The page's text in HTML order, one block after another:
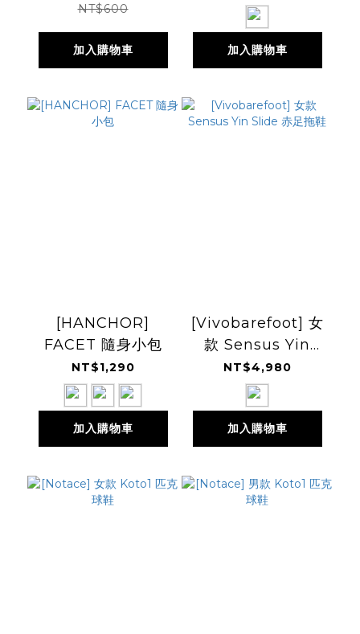
NT$600
加入購物車 加入購物車
[HANCHOR]
FACET 隨身小包
NT$1,290
加入購物車
[Vivobarefoot] 女
款 Sensus Yin
Slide 赤足拖鞋
NT$4,980
加入購物車